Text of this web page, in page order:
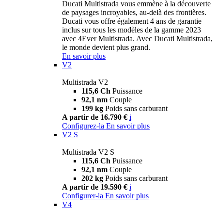
Ducati Multistrada vous emmène à la découverte
de paysages incroyables, au-delà des frontières.
Ducati vous offre également 4 ans de garantie
inclus sur tous les modèles de la gamme 2023
avec 4Ever Multistrada. Avec Ducati Multistrada,
le monde devient plus grand.
En savoir plus
V2
Multistrada V2
115,6 Ch Puissance
92,1 nm Couple
199 kg Poids sans carburant
A partir de 16.790 € i
Configurez-la En savoir plus
V2 S
Multistrada V2 S
115,6 Ch Puissance
92,1 nm Couple
202 kg Poids sans carburant
A partir de 19.590 € i
Configurer-la En savoir plus
V4